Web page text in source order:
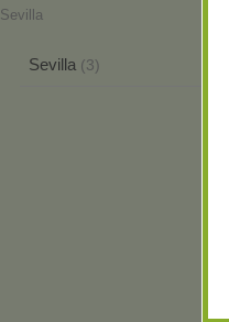
Sevilla
Sevilla (3)